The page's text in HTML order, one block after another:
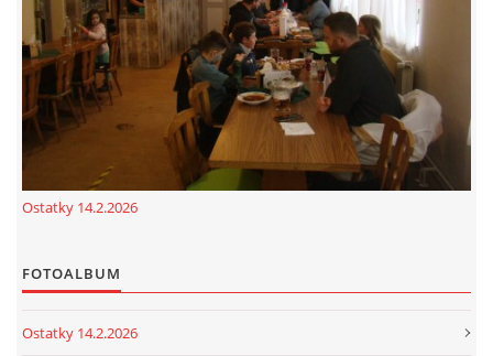
cenekji@seznam.cz
© 2026 eStránky.cz | RSS|Tisk| Nahoru ↑
Ostatky 14.2.2026
FOTOALBUM
Ostatky 14.2.2026